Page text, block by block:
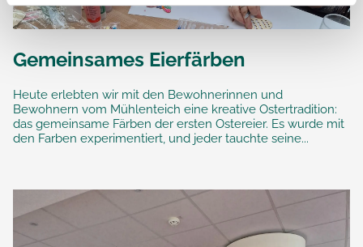
Gemeinsames Eierfärben
Heute erlebten wir mit den Bewohnerinnen und
Bewohnern vom Mühlenteich eine kreative Ostertradition:
das gemeinsame Färben der ersten Ostereier. Es wurde mit
den Farben experimentiert, und jeder tauchte seine...